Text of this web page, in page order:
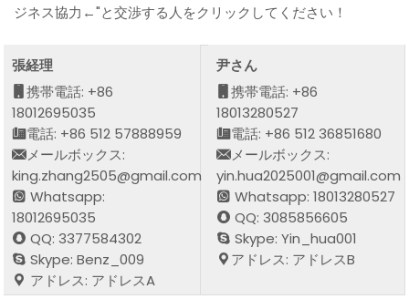
ジネス協力←"と交渉する人をクリックしてください！
張経理
携帯電話: +86
18012695035
電話: +86 512 57888959
メールボックス:
king.zhang2505@gmail.com
Whatsapp:
18012695035
QQ: 3377584302
Skype: Benz_009
アドレス: アドレスA
尹さん
携帯電話: +86
18013280527
電話: +86 512 36851680
メールボックス:
yin.hua2025001@gmail.com
Whatsapp: 18013280527
QQ: 3085856605
Skype: Yin_hua001
アドレス: アドレスB